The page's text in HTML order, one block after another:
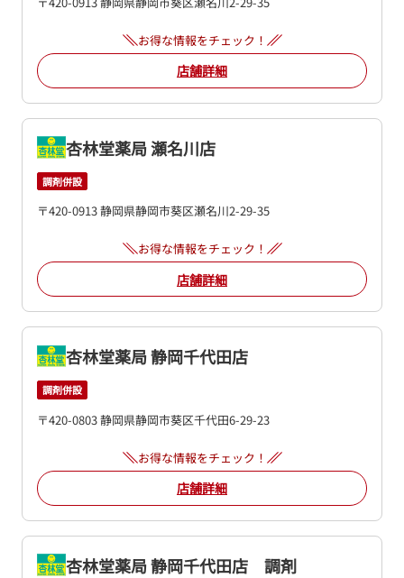
お得な情報をチェック！
店舗詳細
杏林堂薬局 瀬名川店
調剤併設
〒420-0913 静岡県静岡市葵区瀬名川2-29-35
お得な情報をチェック！
店舗詳細
杏林堂薬局 静岡千代田店
調剤併設
〒420-0803 静岡県静岡市葵区千代田6-29-23
お得な情報をチェック！
店舗詳細
杏林堂薬局 静岡千代田店 調剤